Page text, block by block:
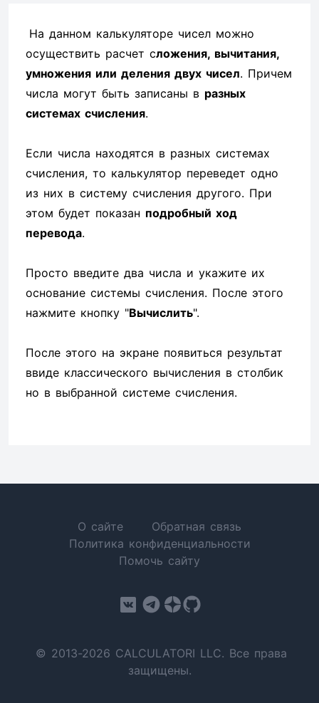
На данном калькуляторе чисел можно
осуществить расчет сложения, вычитания,
умножения или деления двух чисел. Причем
числа могут быть записаны в разных
системах счисления.
Если числа находятся в разных системах
счисления, то калькулятор переведет одно
из них в систему счисления другого. При
этом будет показан подробный ход
перевода.
Просто введите два числа и укажите их
основание системы счисления. После этого
нажмите кнопку "Вычислить".
После этого на экране появиться результат
ввиде классического вычисления в столбик
но в выбранной системе счисления.
О сайте
Обратная связь
Политика конфиденциальности
Помочь сайту
© 2013-2026 CALCULATORI LLC. Все права
защищены.